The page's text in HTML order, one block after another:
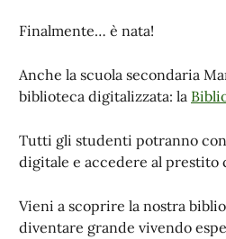
Finalmente… è nata!
Anche la scuola secondaria
biblioteca digitalizzata: la
Tutti gli studenti potranno
digitale e accedere al prestito
Vieni a scoprire la nostra
diventare grande vivendo